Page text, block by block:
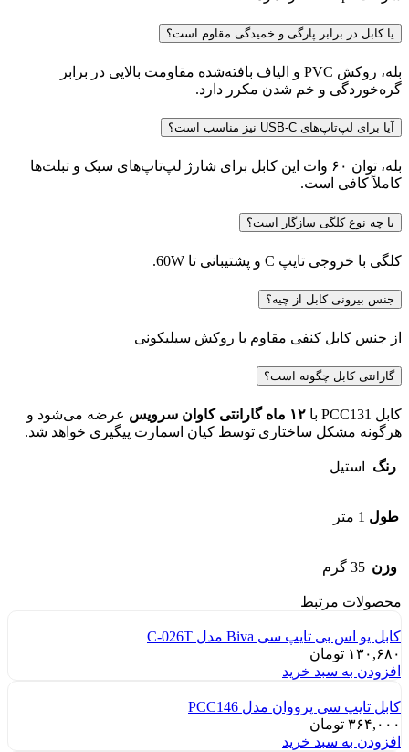
یا کابل در برابر پارگی و خمیدگی مقاوم است؟
بله، روکش PVC و الیاف بافته‌شده مقاومت بالایی در برابر
گره‌خوردگی و خم شدن مکرر دارد.
آیا برای لپ‌تاپ‌های USB‑C نیز مناسب است؟
بله، توان ۶۰ وات این کابل برای شارژ لپ‌تاپ‌های سبک و تبلت‌ها
کاملاً کافی است.
با چه نوع کلگی سازگار است؟
کلگی با خروجی تایپ C و پشتیبانی تا 60W.
جنس بیرونی کابل از چیه؟
از جنس کابل کنفی مقاوم با روکش سیلیکونی
گارانتی کابل چگونه است؟
کابل PCC131 با ۱۲ ماه گارانتی کاوان سرویس
عرضه می‌شود و
هرگونه مشکل ساختاری توسط کیان اسمارت پیگیری خواهد شد.
رنگ استیل
طول 1 متر
وزن 35 گرم
محصولات مرتبط
کابل یو اس بی تایپ سی Biva مدل C-026T
۱۳۰,۶۸۰ تومان
افزودن به سبد خرید
کابل تایپ سی پرووان مدل PCC146
۳۶۴,۰۰۰ تومان
افزودن به سبد خرید